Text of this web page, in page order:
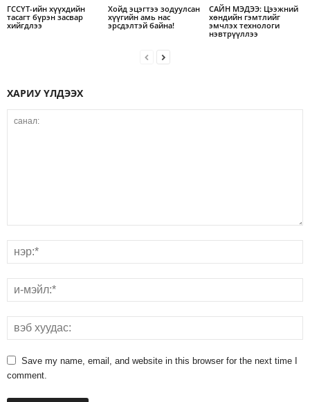
ГССҮТ-ийн хүүхдийн
тасагт бүрэн засвар
хийгдлээ
Хойд эцэгтээ зодуулсан
хүүгийн амь нас
эрсдэлтэй байна!
САЙН МЭДЭЭ: Цээжний
хөндийн гэмтлийг
эмчлэх технологи
нэвтрүүллээ
ХАРИУ ҮЛДЭЭХ
Save my name, email, and website in this browser for the next time I
comment.